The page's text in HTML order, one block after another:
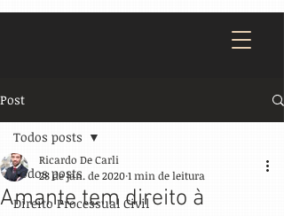
Post
Todos posts
Direito Processual Civil
Todos posts
Amante tem direito à
Ricardo De Carli
28 de jan. de 20201 min de leitura